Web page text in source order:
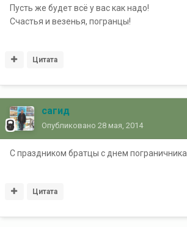
Пусть же будет всё у вас как надо!
Счастья и везенья, погранцы!
Цитата
сагид
Опубликовано 28 мая, 2014
С праздником братцы с днем пограничника.
Цитата